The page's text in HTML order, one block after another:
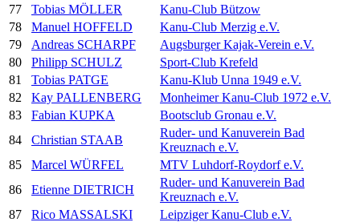
77
Tobias MÖLLER
Kanu-Club Bützow
78
Manuel HOFFELD
Kanu-Club Merzig e.V.
79
Andreas SCHARPF
Augsburger Kajak-Verein e.V.
80
Philipp SCHULZ
Sport-Club Krefeld
81
Tobias PATGE
Kanu-Klub Unna 1949 e.V.
82
Kay PALLENBERG
Monheimer Kanu-Club 1972 e.V.
83
Fabian KUPKA
Bootsclub Gronau e.V.
84
Christian STAAB
Ruder- und Kanuverein Bad
Kreuznach e.V.
85
Marcel WÜRFEL
MTV Luhdorf-Roydorf e.V.
86
Etienne DIETRICH
Ruder- und Kanuverein Bad
Kreuznach e.V.
87
Rico MASSALSKI
Leipziger Kanu-Club e.V.